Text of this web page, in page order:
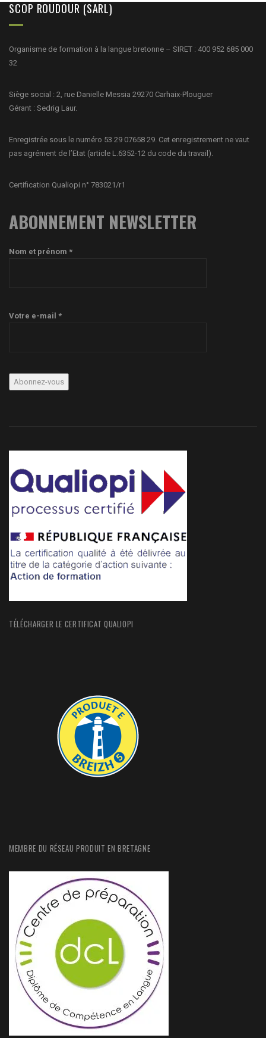
SCOP ROUDOUR (SARL)
Organisme de formation à la langue bretonne – SIRET : 400 952 685 000
32
Siège social : 2, rue Danielle Messia 29270 Carhaix-Plouguer
Gérant : Sedrig Laur.
Enregistrée sous le numéro 53 29 07658 29. Cet enregistrement ne vaut
pas agrément de l’Etat (article L.6352-12 du code du travail).
Certification Qualiopi n° 783021/r1
ABONNEMENT NEWSLETTER
Nom et prénom *
Votre e-mail *
TÉLÉCHARGER LE CERTIFICAT QUALIOPI
MEMBRE DU RÉSEAU PRODUIT EN BRETAGNE